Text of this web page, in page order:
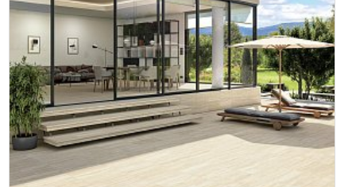
Vives Ceramica пропонує кілька популярних колекцій
керамічної плитки, кожна з яких має свої унікальні
характеристики та призначення. Нижче наведені деякі з
найпопулярніших колекцій:
Колекція "Antigua"
Колекція "Antigua" включає плитку, яка імітує вигляд
старовинного кахелю. Вона ідеально підходить для
створення ретро-інтер'єрів, додаючи їм антикварного
вигляду та чарівності.